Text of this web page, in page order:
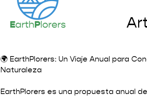
🌍 EarthPlorers: Un Viaje Anual para
Naturaleza
EarthPlorers es una propuesta anual